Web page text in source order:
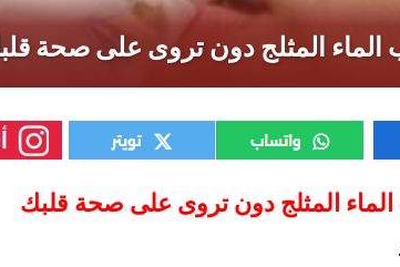
المثلج دون تروى على صحة قلبك